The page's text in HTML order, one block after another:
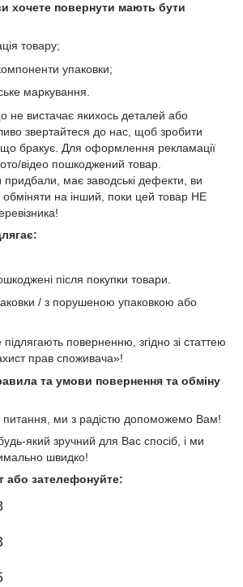
хочете повернути мають бути
товару;
компоненти упаковки;
маркування.
вистачає якихось деталей або
звертайтеся до нас, щоб зробити
бракує. Для оформлення рекламації
відео пошкоджений товар.
має заводські дефекти, ви
на інший, поки цей товар НЕ
після покупки товари.
/ з порушеною упаковкою або
підлягають поверненню, згідно зі статтею
прав споживача»!
та умови повернення та обміну
ми з радістю допоможемо Вам!
який зручний для Вас спосіб, і ми
швидко!
або зателефонуйте: